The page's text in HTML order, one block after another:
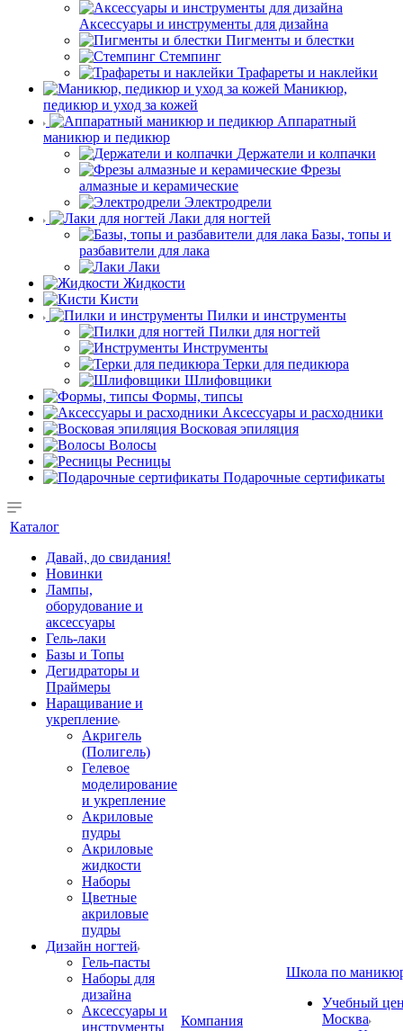
Аксессуары и инструменты для дизайна
Пигменты и блестки
Стемпинг
Трафареты и наклейки
Маникюр,
педикюр и уход за кожей
Аппаратный
маникюр и педикюр
Держатели и колпачки
Фрезы
алмазные и керамические
Электродрели
Лаки для ногтей
Базы, топы и
разбавители для лака
Лаки
Жидкости
Кисти
Пилки и инструменты
Пилки для ногтей
Инструменты
Терки для педикюра
Шлифовщики
Формы, типсы
Аксессуары и расходники
Восковая эпиляция
Волосы
Ресницы
Подарочные сертификаты
Каталог
Давай, до свидания!
Новинки
Лампы,
оборудование и
аксессуары
Гель-лаки
Базы и Топы
Дегидраторы и
Праймеры
Наращивание и
укрепление
Акригель
(Полигель)
Гелевое
моделирование
и укрепление
Акриловые
пудры
Акриловые
жидкости
Наборы
Цветные
акриловые
пудры
Дизайн ногтей
Гель-пасты
Наборы для
дизайна
Аксессуары и
инструменты
Компания
Школа по
Учебный
Москва